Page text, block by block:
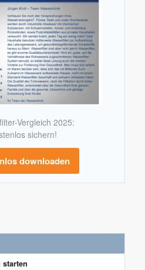
Vergleich 2025:
sichern!
downloaden
starten